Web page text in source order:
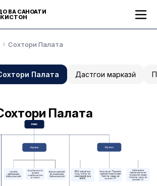
ВА САНОАТИ
Сохтори Палата
Палата Дастгоҳи марказӣ
Палата